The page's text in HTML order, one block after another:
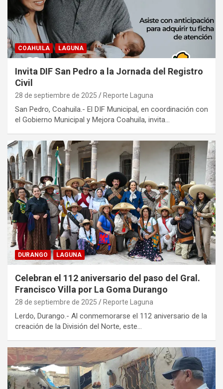
COAHUILA LAGUNA
Invita DIF San Pedro a la Jornada del Registro
Civil
28 de septiembre de 2025 Reporte Laguna
San Pedro, Coahuila.- El DIF Municipal, en coordinación con
el Gobierno Municipal y Mejora Coahuila, invita…
DURANGO LAGUNA
Celebran el 112 aniversario del paso del Gral.
Francisco Villa por La Goma Durango
28 de septiembre de 2025 Reporte Laguna
Lerdo, Durango.- Al conmemorarse el 112 aniversario de la
creación de la División del Norte, este…